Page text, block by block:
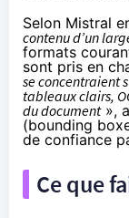
Selon Mistral
contenu d’un
formats
sont pris en
se concentraient
tableaux clairs,
du document»,
(bounding
de confiance
Ce que